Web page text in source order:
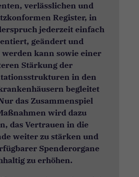
verlässlichen und
Register, in
jederzeit einfach
geändert und
kann sowie einer
Stärkung der
in den
begleitet
das Zusammenspiel
wird dazu
das Vertrauen in die
weiter zu stärken und
Spenderorgane
zu erhöhen.